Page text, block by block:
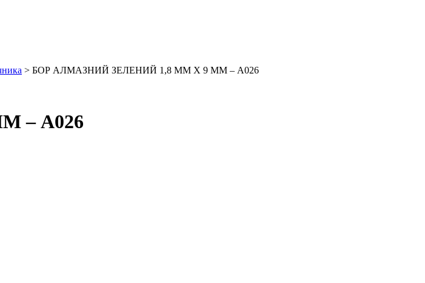
> БОР АЛМАЗНИЙ ЗЕЛЕНИЙ 1,8 ММ Х 9 ММ – А026
– А026